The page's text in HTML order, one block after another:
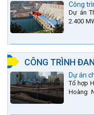
Công
Dự án
2.400
CÔNG TRÌNH
Dự án
Tổ hợp
Hoàng